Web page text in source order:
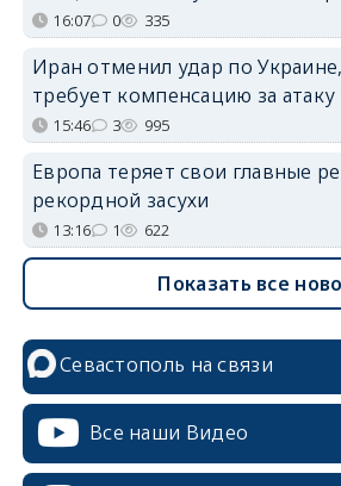
16:07 0 335
Иран отменил удар по
требует компенсацию за атаку
15:46 3 995
Европа теряет свои главные
рекордной засухи
13:16 1 622
Показать все
Севастополь на связи
Все наши Видео